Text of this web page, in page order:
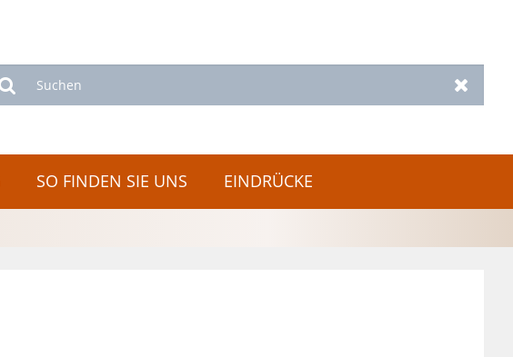
SO FINDEN SIE UNS EINDRÜCKE